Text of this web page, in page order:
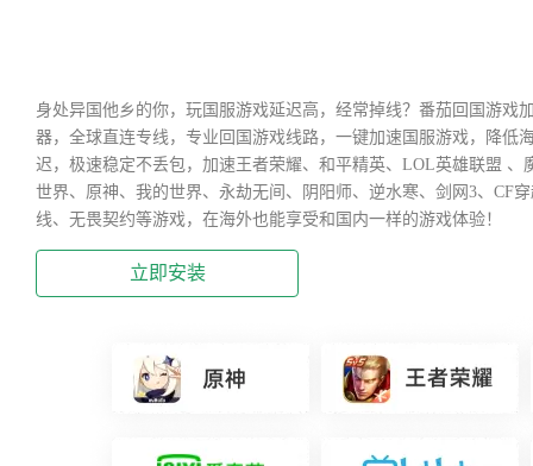
身处异国他乡的你，玩国服游戏延迟高，经常掉线？番茄回国游戏
器，全球直连专线，专业回国游戏线路，一键加速国服游戏，降低
迟，极速稳定不丢包，加速王者荣耀、和平精英、LOL英雄联盟 、
世界、原神、我的世界、永劫无间、阴阳师、逆水寒、剑网3、CF
线、无畏契约等游戏，在海外也能享受和国内一样的游戏体验！
立即安装